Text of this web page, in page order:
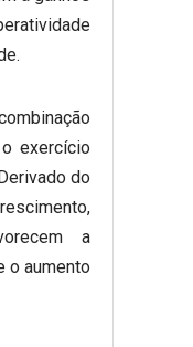
exercício
do
a
o aumento